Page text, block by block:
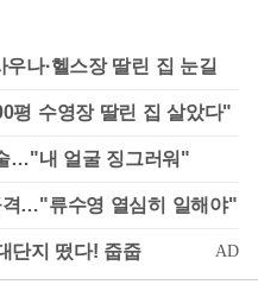
나·헬스장 딸린 집 눈길
평 수영장 딸린 집 살았다"
…"내 얼굴 징그러워"
격…"류수영 열심히 일해야"